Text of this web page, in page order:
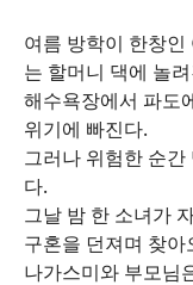
여름 방학이 한창
는 할머니 댁에 놀
해수욕장에서 파도
위기에 빠진다.
그러나 위험한 순
다.
그날 밤 한 소녀가
구혼을 던져며 찾
나가스미와 부모님